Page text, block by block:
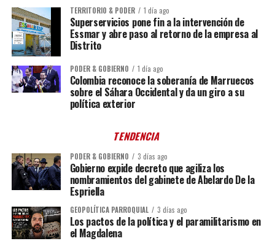
TERRITORIO & PODER 1 día ago
Superservicios pone fin a la intervención de
Essmar y abre paso al retorno de la empresa al
Distrito
PODER & GOBIERNO 1 día ago
Colombia reconoce la soberanía de Marruecos
sobre el Sáhara Occidental y da un giro a su
política exterior
TENDENCIA
PODER & GOBIERNO 3 días ago
Gobierno expide decreto que agiliza los
nombramientos del gabinete de Abelardo De la
Espriella
GEOPOLÍTICA PARROQUIAL 3 días ago
Los pactos de la política y el paramilitarismo en
el Magdalena